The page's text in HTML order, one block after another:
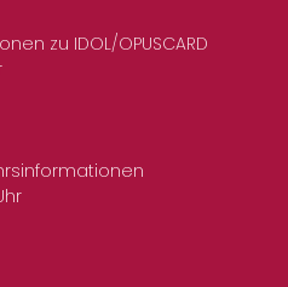
zu IDOL/OPUSCARD